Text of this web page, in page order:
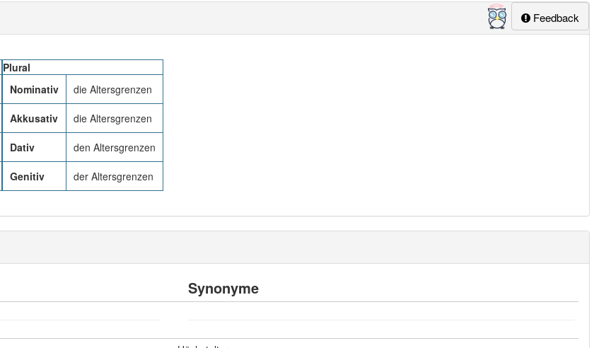
Feedback
Plural
Nominativ
die Altersgrenzen
Akkusativ die Altersgrenzen
Dativ den Altersgrenzen
Genitiv der Altersgrenzen
Synonyme